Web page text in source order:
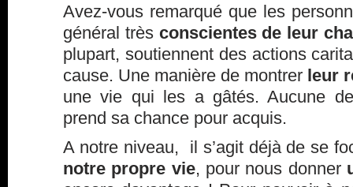
Avez-vous remarqué que les
général très conscientes de leur
plupart, soutiennent des actions
cause. Une manière de montrer leur
une vie qui les a gâtés. Aucune
prend sa chance pour acquis.
A notre niveau, il s’agit déjà de se
notre propre vie, pour nous donner